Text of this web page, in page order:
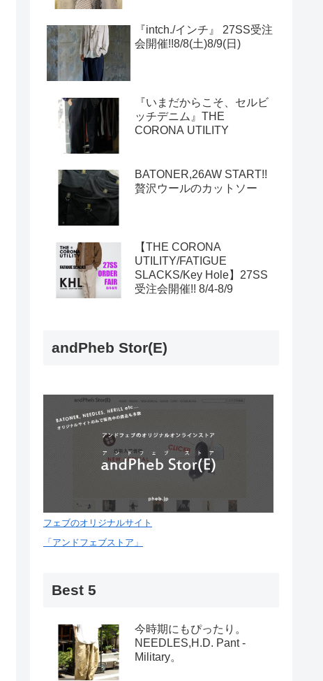
『intch./インチ』 27SS受注
会開催!!8/8(土)8/9(日)
『いまだからこそ、セルビ
ッチデニム』THE
CORONA UTILITY
BATONER,26AW START!!
贅沢ウールのカットソー
【THE CORONA
UTILITY/FATIGUE
SLACKS/Key Hole】27SS
受注会開催!! 8/4-8/9
andPheb Stor(E)
フェブのオリジナルサイト
「アンドフェブストア」
Best 5
今時期にもぴったり。
NEEDLES,H.D. Pant -
Military。